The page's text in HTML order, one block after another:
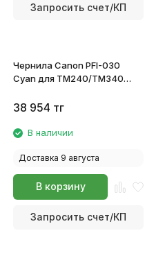
Запросить счет/КП
Чернила Canon PFI-030
Cyan для TM240/TM340
38 954 тг
В наличии
Доставка 9 августа
В корзину
Запросить счет/КП